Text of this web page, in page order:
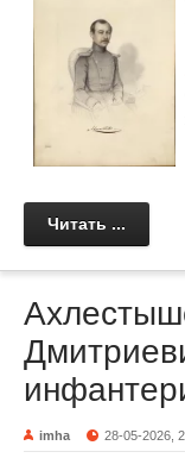
Читать ...
imha 28-05-2026,